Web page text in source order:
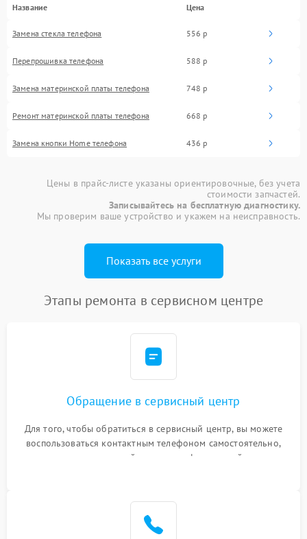
Название Цена
Замена стекла телефона 556 р
Перепрошивка телефона 588 р
Замена материнской платы телефона 748 р
Ремонт материнской платы телефона 668 р
Замена кнопки Home телефона 436 р
Цены в прайс-листе указаны ориентировочные, без учета
стоимости запчастей.
Записывайтесь на бесплатную диагностику.
Мы проверим ваше устройство и укажем на неисправность.
Показать все услуги
Этапы ремонта в сервисном центре
Обращение в сервисный центр
Для того, чтобы обратиться в сервисный центр, вы можете
воспользоваться контактным телефоном самостоятельно,
или оставить свой номер телефона на сайте